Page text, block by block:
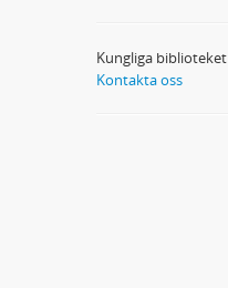
Kungliga biblioteket
Kontakta oss